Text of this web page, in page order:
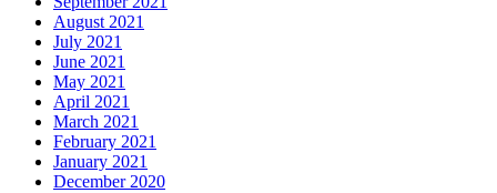
August 2021
July 2021
June 2021
May 2021
April 2021
March 2021
February 2021
January 2021
December 2020